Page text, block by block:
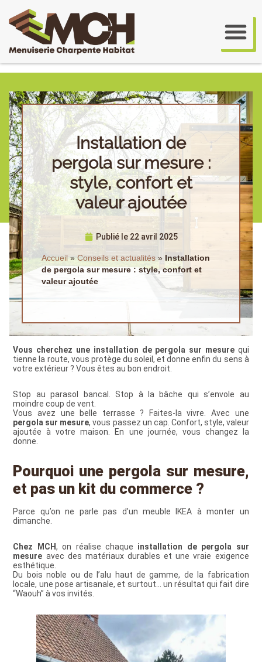
Installation de
pergola sur mesure :
style, confort et
valeur ajoutée
Publié le 22 avril 2025
Accueil» Conseils et actualités» Installation
de pergola sur mesure : style, confort et
valeur ajoutée
Vous cherchez une installation de pergola sur mesurequi
tienne la route, vous protège du soleil, et donne enfin du sens à
votre extérieur ? Vous êtes au bon endroit.
Stop au parasol bancal. Stop à la bâche qui s’envole au
moindre coup de vent.
Vous avez une belle terrasse ? Faites-la vivre. Avec une
pergola sur mesure, vous passez un cap. Confort, style, valeur
ajoutée à votre maison. En une journée, vous changez la
donne.
Pourquoi une pergola sur mesure,
et pas un kit du commerce ?
Parce qu’on ne parle pas d’un meuble IKEA à monter un
dimanche.
Chez MCH, on réalise chaque installation de pergola sur
mesure avec des matériaux durables et une vraie exigence
esthétique.
Du bois noble ou de l’alu haut de gamme, de la fabrication
locale, une pose artisanale, et surtout… un résultat qui fait dire
“Waouh” à vos invités.